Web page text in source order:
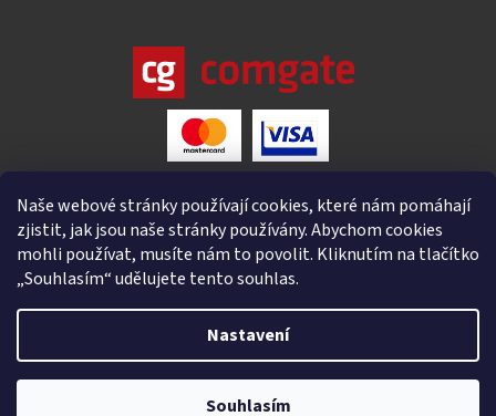
Naše webové stránky používají cookies, které nám pomáhají
zjistit, jak jsou naše stránky používány. Abychom cookies
mohli používat, musíte nám to povolit. Kliknutím na tlačítko
„Souhlasím“ udělujete tento souhlas.
Nastavení
Souhlasím
Vytvořil Shoptet